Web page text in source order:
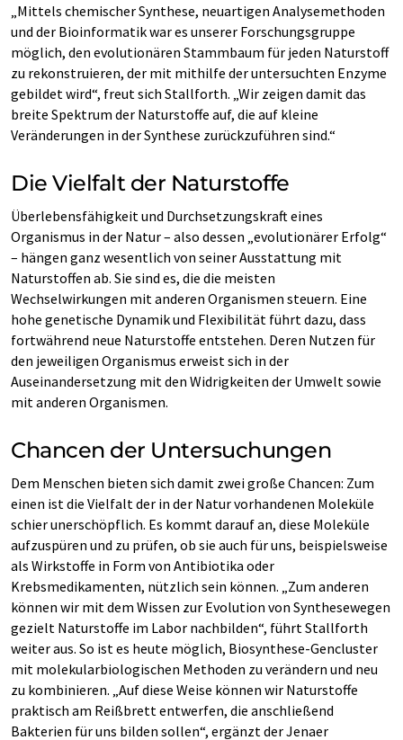
„Mittels chemischer Synthese, neuartigen Analysemethoden
und der Bioinformatik war es unserer Forschungsgruppe
möglich, den evolutionären Stammbaum für jeden Naturstoff
zu rekonstruieren, der mit mithilfe der untersuchten Enzyme
gebildet wird“, freut sich Stallforth. „Wir zeigen damit das
breite Spektrum der Naturstoffe auf, die auf kleine
Veränderungen in der Synthese zurückzuführen sind.“
Die Vielfalt der Naturstoffe
Überlebensfähigkeit und Durchsetzungskraft eines
Organismus in der Natur – also dessen „evolutionärer Erfolg“
– hängen ganz wesentlich von seiner Ausstattung mit
Naturstoffen ab. Sie sind es, die die meisten
Wechselwirkungen mit anderen Organismen steuern. Eine
hohe genetische Dynamik und Flexibilität führt dazu, dass
fortwährend neue Naturstoffe entstehen. Deren Nutzen für
den jeweiligen Organismus erweist sich in der
Auseinandersetzung mit den Widrigkeiten der Umwelt sowie
mit anderen Organismen.
Chancen der Untersuchungen
Dem Menschen bieten sich damit zwei große Chancen: Zum
einen ist die Vielfalt der in der Natur vorhandenen Moleküle
schier unerschöpflich. Es kommt darauf an, diese Moleküle
aufzuspüren und zu prüfen, ob sie auch für uns, beispielsweise
als Wirkstoffe in Form von Antibiotika oder
Krebsmedikamenten, nützlich sein können. „Zum anderen
können wir mit dem Wissen zur Evolution von Synthesewegen
gezielt Naturstoffe im Labor nachbilden“, führt Stallforth
weiter aus. So ist es heute möglich, Biosynthese-Gencluster
mit molekularbiologischen Methoden zu verändern und neu
zu kombinieren. „Auf diese Weise können wir Naturstoffe
praktisch am Reißbrett entwerfen, die anschließend
Bakterien für uns bilden sollen“, ergänzt der Jenaer